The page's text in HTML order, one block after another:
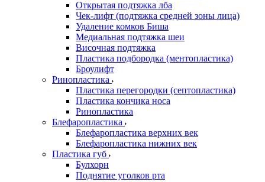
Открытая подтяжка лба
Чек-лифт (подтяжка средней зоны лица)
Удаление комков Биша
Медиальная подтяжка шеи
Височная подтяжка
Пластика подбородка (ментопластика)
Броулифт
Ринопластика
Пластика перегородки (септопластика)
Пластика кончика носа
Ринопластика
Блефаропластика
Блефаропластика верхних век
Блефаропластика нижних век
Пластика губ
Булхорн
Поднятие уголков рта